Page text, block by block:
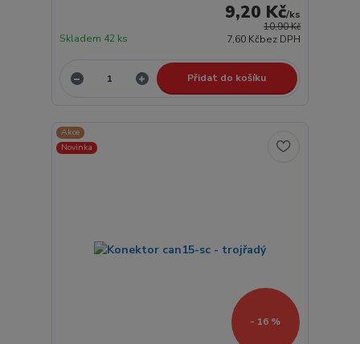
10,90 Kč
9,20 Kč/ks
7,60 Kčbez DPH
Skladem 42 ks
Přidat do košíku
Akce
Novinka
- 16 %